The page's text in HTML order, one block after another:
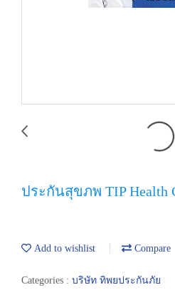
ประกันสุขภพ TIP Health
Add to wishlist Compare
Categories : บริษัท ทิพยประกันภัย